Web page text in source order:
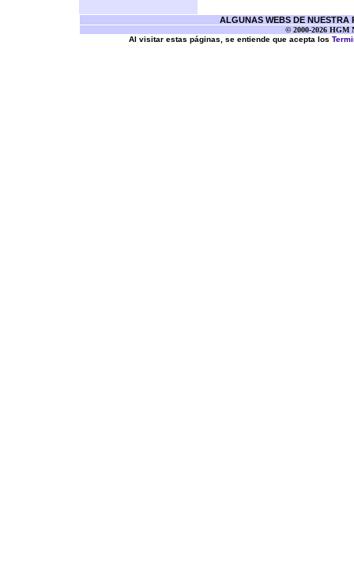
ALGUNAS WEBS DE NUESTRA
© 2000-2026 HGM
Al visitar estas páginas, se entiende que acepta los